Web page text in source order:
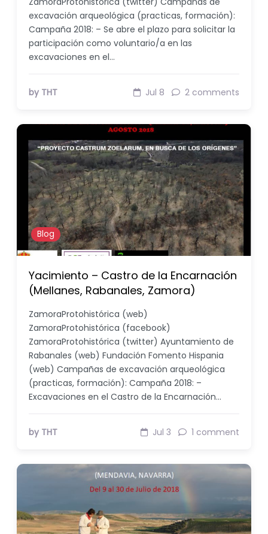
excavación arqueológica (practicas, formación):
Campaña 2018: – Se abre el plazo para solicitar la
participación como voluntario/a en las
excavaciones en el…
by THT Jul 8 2 comments
Blog
Yacimiento – Castro de la Encarnación
(Mellanes, Rabanales, Zamora)
ZamoraProtohistórica (web)
ZamoraProtohistórica (facebook)
ZamoraProtohistórica (twitter) Ayuntamiento de
Rabanales (web) Fundación Fomento Hispania
(web) Campañas de excavación arqueológica
(practicas, formación): Campaña 2018: –
Excavaciones en el Castro de la Encarnación…
by THT Jul 3 1 comment